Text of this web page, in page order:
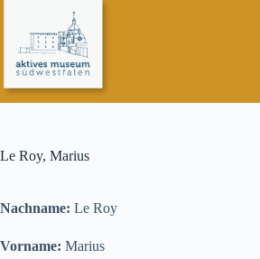
springen
Le Roy, Marius
Nachname: Le Roy
Vorname: Marius